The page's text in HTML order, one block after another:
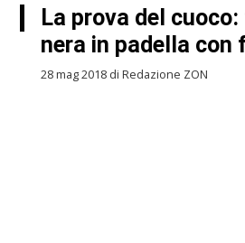
La prova del
nera in padella
28 mag 2018 di Redazione ZON